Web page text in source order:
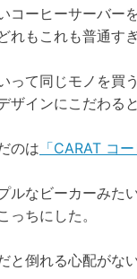
コーヒーサーバー
れもこれも普通す
って同じモノを買
ザインにこだわる
のは 「CARAT コ
ルなビーカーみた
っちにした。
と倒れる心配がな